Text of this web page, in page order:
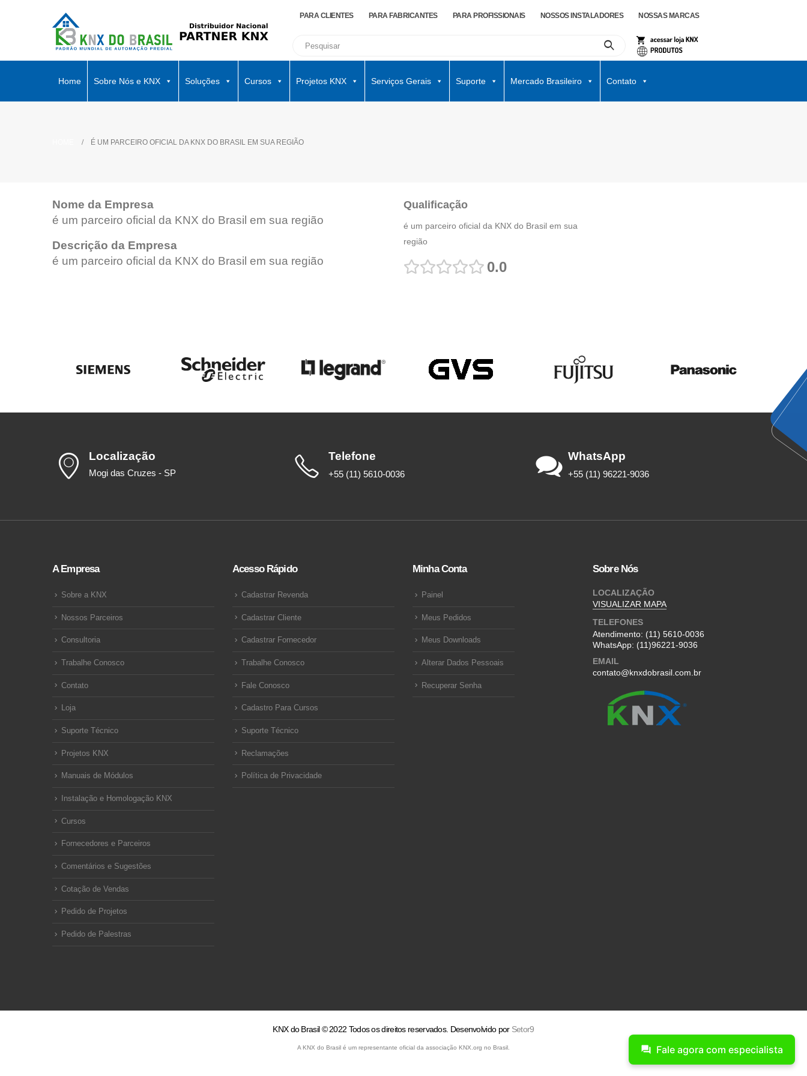
PARA CLIENTES PARA FABRICANTES PARA PROFISSIONAIS NOSSOS INSTALADORES NOSSAS MARCAS
Home Sobre Nós e KNX Soluções Cursos Projetos KNX Serviços Gerais Suporte Mercado Brasileiro Contato
É UM PARCEIRO OFICIAL DA KNX DO BRASIL EM SUA REGIÃO
Nome da Empresa
é um parceiro oficial da KNX do Brasil em sua região
Descrição da Empresa
é um parceiro oficial da KNX do Brasil em sua região
Qualificação
é um parceiro oficial da KNX do Brasil em sua
região
0.0
Localização
Mogi das Cruzes - SP
Telefone
+55 (11) 5610-0036
WhatsApp
+55 (11) 96221-9036
A Empresa
Sobre a KNX
Nossos Parceiros
Consultoria
Trabalhe Conosco
Contato
Loja
Suporte Técnico
Projetos KNX
Manuais de Módulos
Instalação e Homologação KNX
Cursos
Fornecedores e Parceiros
Comentários e Sugestões
Cotação de Vendas
Pedido de Projetos
Pedido de Palestras
Acesso Rápido
Cadastrar Revenda
Cadastrar Cliente
Cadastrar Fornecedor
Trabalhe Conosco
Fale Conosco
Cadastro Para Cursos
Suporte Técnico
Reclamações
Política de Privacidade
Minha Conta
Painel
Meus Pedidos
Meus Downloads
Alterar Dados Pessoais
Recuperar Senha
Sobre Nós
LOCALIZAÇÃO
VISUALIZAR MAPA
TELEFONES
Atendimento: (11) 5610-0036
WhatsApp: (11)96221-9036
EMAIL
contato@knxdobrasil.com.br
KNX do Brasil © 2022 Todos os direitos reservados. Desenvolvido por Setor9
A KNX do Brasil é um representante oficial da associação KNX.org no Brasil. Fale agora com especialista